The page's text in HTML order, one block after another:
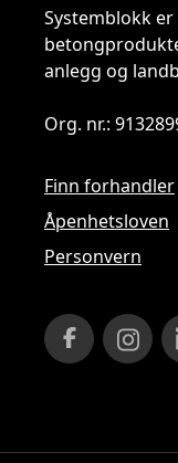
Systemblokk
anlegg og
Org. nr.:
Finn forhandler
Åpenhetsloven
Personvern